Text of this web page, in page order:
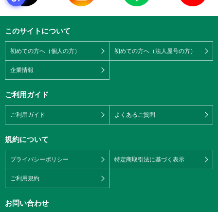
このサイトについて
初めての方へ（個人の方） 初めての方へ（法人屋号の方）
企業情報
ご利用ガイド
ご利用ガイド よくあるご質問
規約について
プライバシーポリシー 特定商取引法に基づく表示
ご利用規約
お問い合わせ